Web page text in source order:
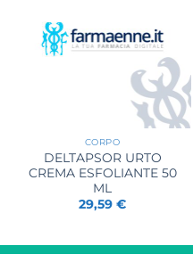
CORPO
DELTAPSOR URTO
CREMA ESFOLIANTE 50
ML
29,59 €